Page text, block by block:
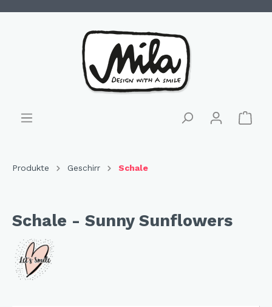
Produkte Geschirr Schale
Schale - Sunny Sunflowers